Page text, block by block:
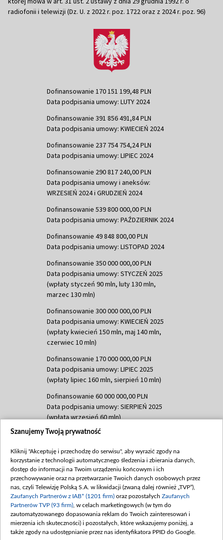
radiofonii i telewizji (Dz. U. z 2022 r. poz. 1722 oraz z 2024 r. poz. 96)
Dofinansowanie 170 151 199,48 PLN
Data podpisania umowy: LUTY 2024
Dofinansowanie 391 856 491,84 PLN
Data podpisania umowy: KWIECIEŃ 2024
Dofinansowanie 237 754 754,24 PLN
Data podpisania umowy: LIPIEC 2024
Dofinansowanie 290 817 240,00 PLN
Data podpisania umowy i aneksów:
WRZESIEŃ 2024 i GRUDZIEŃ 2024
Dofinansowanie 539 800 000,00 PLN
Data podpisania umowy: PAŹDZIERNIK 2024
Dofinansowanie 49 848 800,00 PLN
Data podpisania umowy: LISTOPAD 2024
Dofinansowanie 350 000 000,00 PLN
Data podpisania umowy: STYCZEŃ 2025
(wpłaty styczeń 90 mln, luty 130 mln,
marzec 130 mln)
Dofinansowanie 300 000 000,00 PLN
Data podpisania umowy: KWIECIEŃ 2025
(wpłaty kwiecień 150 mln, maj 140 mln,
czerwiec 10 mln)
Dofinansowanie 170 000 000,00 PLN
Data podpisania umowy: LIPIEC 2025
(wpłaty lipiec 160 mln, sierpień 10 mln)
Dofinansowanie 60 000 000,00 PLN
Data podpisania umowy: SIERPIEŃ 2025
(wpłata wrzesień 60 mln)
Dofinansowanie 635 783 051,21 PLN
(wpłata wrzesień 100 mln, październik 350
mln, listopad 265 mln)
Dofinansowanie 48 862 000,00 PLN
Data podpisania umowy: GRUDZIEŃ 2025
(wpłata grudzień 60,548 mln)
Dofinansowanie 900 000 000,00 PLN
Data podpisania umowy: LUTY 2026 (wpłata
Szanujemy Twoją prywatność
Kliknij "Akceptuję i przechodzę do serwisu", aby wyrazić zgody na
korzystanie z technologii automatycznego śledzenia i zbierania danych,
dostęp do informacji na Twoim urządzeniu końcowym i ich
przechowywanie oraz na przetwarzanie Twoich danych osobowych przez
nas, czyli Telewizję Polską S.A. w likwidacji (zwaną dalej również „TVP”),
Zaufanych Partnerów z IAB* (1201 firm) oraz pozostałych Zaufanych
Partnerów TVP (93 firm) , w celach marketingowych (w tym do
zautomatyzowanego dopasowania reklam do Twoich zainteresowań i
mierzenia ich skuteczności) i pozostałych, które wskazujemy poniżej, a
także zgody na udostępnianie przez nas identyfikatora PPID do Google.